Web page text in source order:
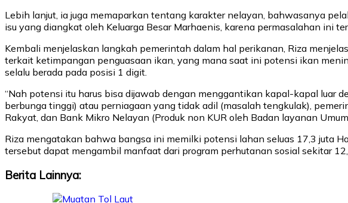
Lebih lanjut, ia juga memaparkan tentang karakter nelayan, bahwasanya
isu yang diangkat oleh Keluarga Besar Marhaenis, karena permasalahan ini
Kembali menjelaskan langkah pemerintah dalam hal perikanan, Riza
terkait ketimpangan penguasaan ikan, yang mana saat ini potensi ikan
selalu berada pada posisi 1 digit.
“Nah potensi itu harus bisa dijawab dengan menggantikan kapal-kapal luar
berbunga tinggi) atau perniagaan yang tidak adil (masalah tengkulak),
Rakyat, dan Bank Mikro Nelayan (Produk non KUR oleh Badan layanan
Riza mengatakan bahwa bangsa ini memilki potensi lahan seluas 17,3 juta
tersebut dapat mengambil manfaat dari program perhutanan sosial sekitar
Berita Lainnya: